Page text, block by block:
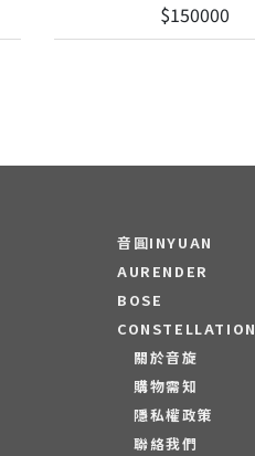
$150000
音圓INYUAN
AURENDER
BOSE
CONSTELLATION
關於音旋
購物需知
隱私權政策
聯絡我們